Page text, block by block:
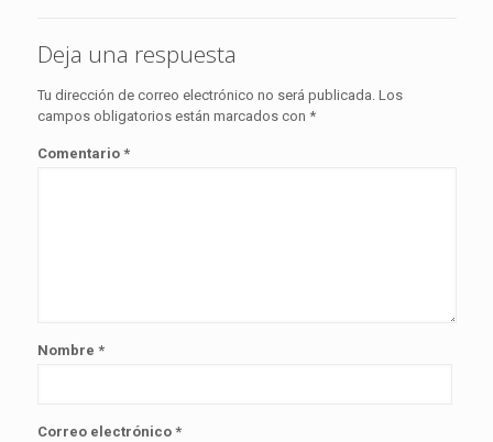
Deja una respuesta
Tu dirección de correo electrónico no será publicada. Los
campos obligatorios están marcados con *
Comentario *
Nombre *
Correo electrónico *